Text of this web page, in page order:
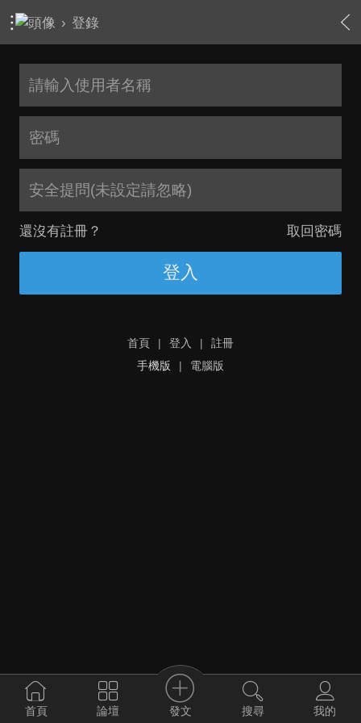
› 登錄
安全提問(未設定請忽略)
還沒有註冊？ 取回密碼
登入
首頁 | 登入 |
註冊
手機版
| 電腦版
首頁 論壇 發文 搜尋 我的